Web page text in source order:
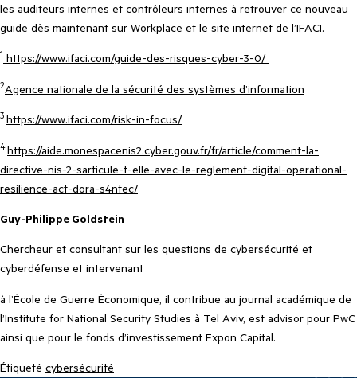
les auditeurs internes et contrôleurs internes à retrouver ce nouveau
guide dès maintenant sur Workplace et le site internet de l’IFACI.
1 https://www.ifaci.com/guide-des-risques-cyber-3-0/
2Agence nationale de la sécurité des systèmes d’information
3 https://www.ifaci.com/risk-in-focus/
4https://aide.monespacenis2.cyber.gouv.fr/fr/article/comment-la-
directive-nis-2-sarticule-t-elle-avec-le-reglement-digital-operational-
resilience-act-dora-s4ntec/
Guy-Philippe Goldstein
Chercheur et consultant sur les questions de cybersécurité et
cyberdéfense et intervenant
à l’École de Guerre Économique, il contribue au journal académique de
l’Institute for National Security Studies à Tel Aviv, est advisor pour PwC
ainsi que pour le fonds d’investissement Expon Capital.
Étiqueté cybersécurité